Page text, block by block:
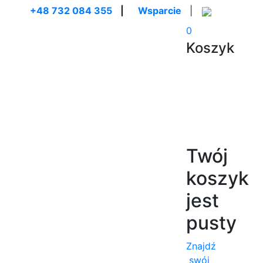
+48 732 084 355 Wsparcie
0
Koszyk
Twój
koszyk
jest
pusty
Znajdź
swój